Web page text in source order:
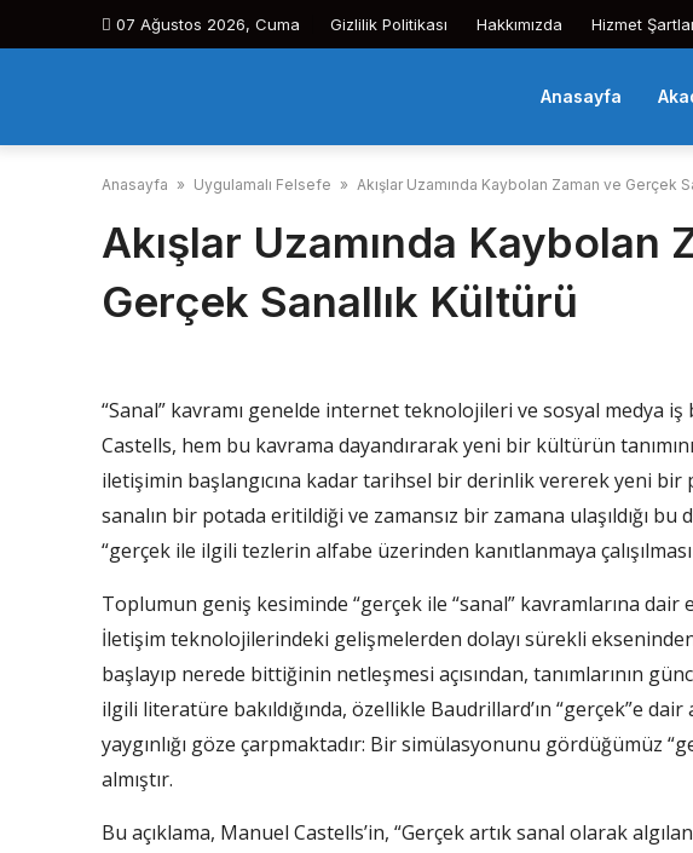
07 Ağustos 2026, Cuma Gizlilik Politikası Hakkımızda Hizmet
Anasayfa
Anasayfa » Uygulamalı Felsefe » Akışlar Uzamında Kaybolan Zaman ve Gerçek
Akışlar Uzamında Kaybolan
Gerçek Sanallık Kültürü
“Sanal” kavramı genelde internet teknolojileri ve sosyal medya iş
Castells, hem bu kavrama dayandırarak yeni bir kültürün
iletişimin başlangıcına kadar tarihsel bir derinlik vererek yeni bir
sanalın bir potada eritildiği ve zamansız bir zamana ulaşıldığı bu
“gerçek ile ilgili tezlerin alfabe üzerinden kanıtlanmaya
Toplumun geniş kesiminde “gerçek ile “sanal” kavramlarına
İletişim teknolojilerindeki gelişmelerden dolayı sürekli
başlayıp nerede bittiğinin netleşmesi açısından, tanımlarının
ilgili literatüre bakıldığında, özellikle Baudrillard’ın “gerçek”e
yaygınlığı göze çarpmaktadır: Bir simülasyonunu gördüğümüz
almıştır.
Bu açıklama, Manuel Castells’in, “Gerçek artık sanal olarak